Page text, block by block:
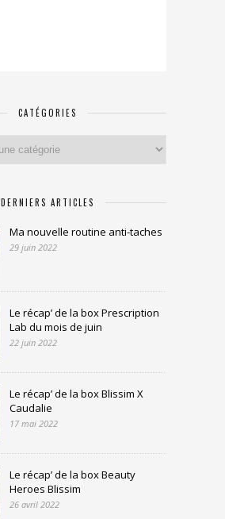
CATÉGORIES
DERNIERS ARTICLES
Ma nouvelle routine anti-taches
29 juin 2022
Le récap’ de la box Prescription
Lab du mois de juin
22 juin 2022
Le récap’ de la box Blissim X
Caudalie
17 mai 2022
Le récap’ de la box Beauty
Heroes Blissim
26 avril 2022